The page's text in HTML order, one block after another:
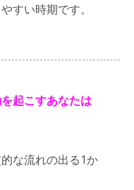
すい時期です。
起こすあなたは
な流れの出る1か